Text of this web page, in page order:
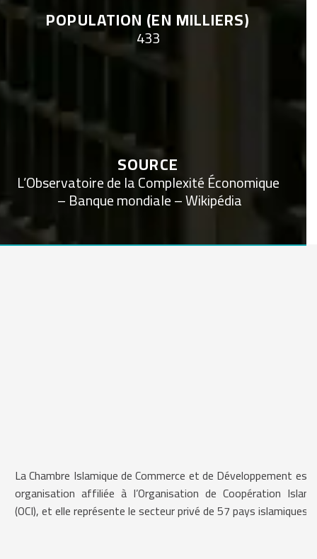
POPULATION (EN MILLIERS)
433
SOURCE
L’Observatoire de la Complexité Économique
– Banque mondiale – Wikipédia
La Chambre Islamique de Commerce et de Développement est
organisation affiliée à l’Organisation de Coopération
(OCI), et elle représente le secteur privé de 57 pays islamiques.